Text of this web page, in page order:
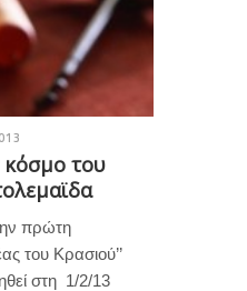
κόσμο του
πρώτη
του Κρασιού’’
στη 1/2/13